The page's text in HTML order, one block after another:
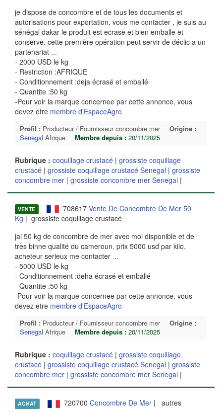
je dispose de concombre et de tous les documents et
autorisations pour exportation, vous me contacter , je suis au
sénégal dakar le produit est ecrase et bien emballe et
conserve. cette première opération peut servir de déclic a un
partenariat ...
- 2000 USD le kg
- Restriction :AFRIQUE
- Conditionnement :deja écrasé et emballé
- Quantite :50 kg
-Pour voir la marque concernee par cette annonce, vous
devez etre membre d'EspaceAgro
Profil : Producteur / Fournisseur concombre mer
Origine :
Senegal Afrique Membre depuis : 20/11/2025
Rubrique : coquillage crustacé | grossiste coquillage
crustacé | grossiste coquillage crustacé Senegal | grossiste
concombre mer | grossiste concombre mer Senegal |
VENTE 708617 Vente De Concombre De Mer 50
Kg | grossiste coquillage crustacé
jai 50 kg de concombre de mer avec moi disponible et de
très binne qualité du cameroun. prix 5000 usd par kilo.
acheteur serieux me contacter ...
- 5000 USD le kg
- Conditionnement :deha écrasé et emballé
- Quantite :50 kg
-Pour voir la marque concernee par cette annonce, vous
devez etre membre d'EspaceAgro
Profil : Producteur / Fournisseur concombre mer
Origine :
Senegal Afrique Membre depuis : 20/11/2025
Rubrique : coquillage crustacé | grossiste coquillage
crustacé | grossiste coquillage crustacé Senegal | grossiste
concombre mer | grossiste concombre mer Senegal |
ACHAT 720700 Concombre De Mer| autres